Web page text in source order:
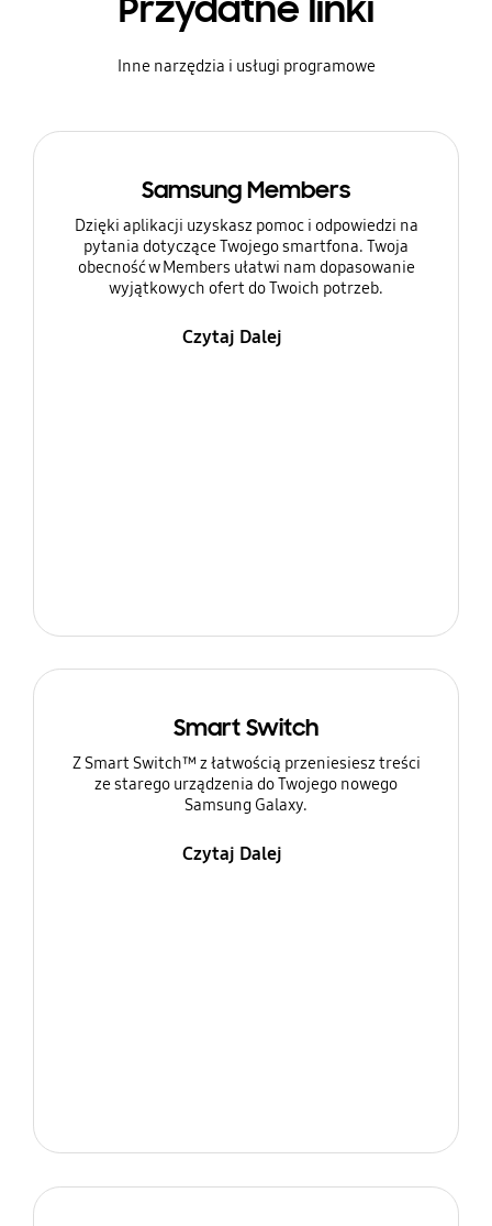
Przydatne linki
Inne narzędzia i usługi programowe
Samsung Members
Dzięki aplikacji uzyskasz pomoc i odpowiedzi na
pytania dotyczące Twojego smartfona. Twoja
obecność w Members ułatwi nam dopasowanie
wyjątkowych ofert do Twoich potrzeb.
Czytaj Dalej
Smart Switch
Z Smart Switch™ z łatwością przeniesiesz treści
ze starego urządzenia do Twojego nowego
Samsung Galaxy.
Czytaj Dalej